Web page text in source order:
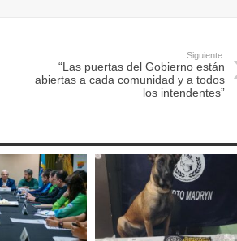
Siguiente:
“Las puertas del Gobierno están
abiertas a cada comunidad y a todos
los intendentes”